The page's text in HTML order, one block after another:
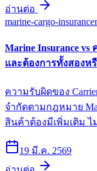
อ่านต่อ
marine-cargo-insurance
Marine Insurance
และต้องการทั้งสองห
ความรับผิดของ
จำกัดตามกฎหมาย
สินค้าต้องมีเพิ่มเติม
19 มี.ค. 2569